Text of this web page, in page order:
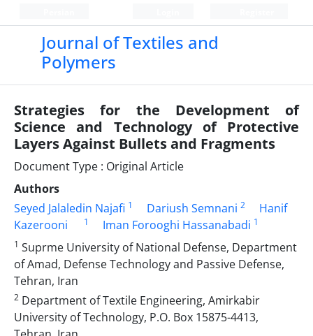
Journal of Textiles and
Polymers
Strategies for the Development of
Science and Technology of Protective
Layers Against Bullets and Fragments
Document Type : Original Article
Authors
Seyed Jalaledin Najafi 1 Dariush Semnani 2
Hanif
Kazerooni
1 Iman Forooghi Hassanabadi 1
1 Suprme University of National Defense, Department
of Amad, Defense Technology and Passive Defense,
Tehran, Iran
2 Department of Textile Engineering, Amirkabir
University of Technology, P.O. Box 15875-4413,